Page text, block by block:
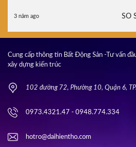
3 năm ago SO
Cung cấp thông tin Bất Động Sản -Tư vấn
xây dựng kiến trúc
102 đường 72, Phường 10, Quận 6,
0973.4321.47 - 0948.774.334
hotro@daihientho.com